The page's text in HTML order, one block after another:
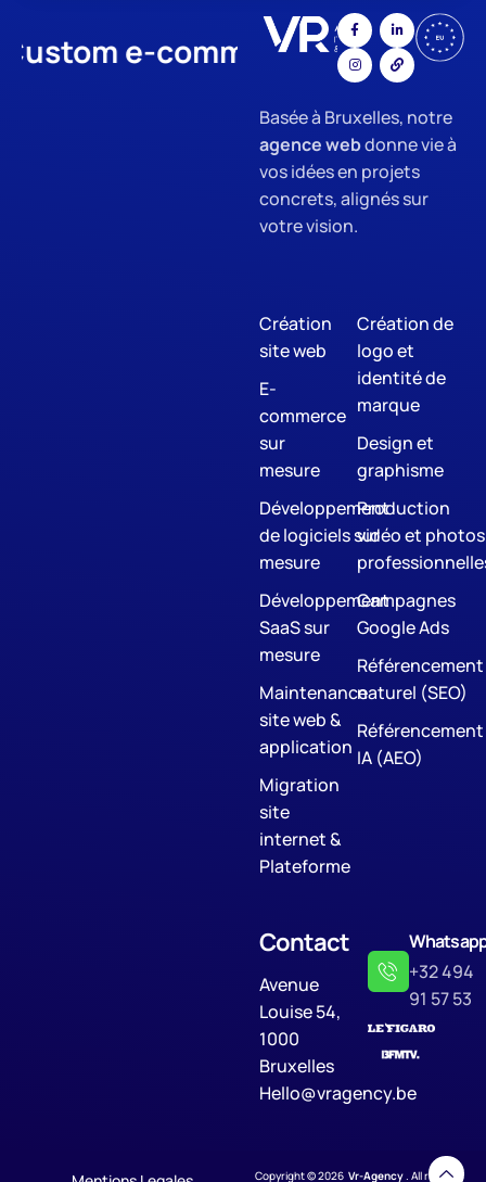
e-commerce App
Basée à Bruxelles, notre
agence webdonne vie à
vos idées en projets
concrets, alignés sur
votre vision.
Création
site web
E-
commerce
sur
mesure
Développement
de logiciels sur
mesure
Développement
SaaS sur
mesure
Maintenance
site web &
application
Migration
site
internet &
Plateforme
Création de
logo et
identité de
marque
Design et
graphisme
Production
vidéo et photos
Campagnes
Google Ads
Référencement
naturel (SEO)
Référencement
IA (AEO)
Contact
Avenue
Louise 54,
1000
Bruxelles
Hello@vragency.be
+32 494
91 57 53
Copyright © 2026 Vr-Agency. All rights